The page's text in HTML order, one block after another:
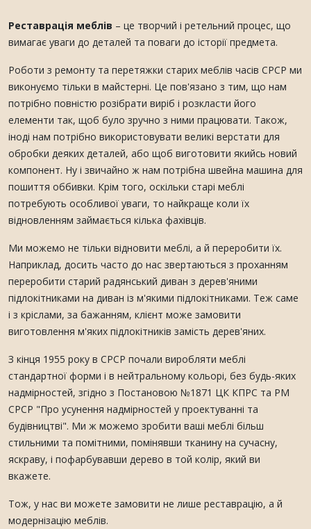
Реставрація меблів – це творчий і ретельний процес, що
вимагає уваги до деталей та поваги до історії предмета.
Роботи з ремонту та перетяжки старих меблів часів СРСР ми
виконуємо тільки в майстерні. Це пов'язано з тим, що нам
потрібно повністю розібрати виріб і розкласти його
елементи так, щоб було зручно з ними працювати. Також,
іноді нам потрібно використовувати великі верстати для
обробки деяких деталей, або щоб виготовити якийсь новий
компонент. Ну і звичайно ж нам потрібна швейна машина для
пошиття оббивки. Крім того, оскільки старі меблі
потребують особливої уваги, то найкраще коли їх
відновленням займається кілька фахівців.
Ми можемо не тільки відновити меблі, а й переробити їх.
Наприклад, досить часто до нас звертаються з проханням
переробити старий радянський диван з дерев'яними
підлокітниками на диван із м'якими підлокітниками. Теж саме
і з кріслами, за бажанням, клієнт може замовити
виготовлення м'яких підлокітників замість дерев'яних.
З кінця 1955 року в СРСР почали виробляти меблі
стандартної форми і в нейтральному кольорі, без будь-яких
надмірностей, згідно з Постановою №1871 ЦК КПРС та РМ
СРСР "Про усунення надмірностей у проектуванні та
будівництві". Ми ж можемо зробити ваші меблі більш
стильними та помітними, помінявши тканину на сучасну,
яскраву, і пофарбувавши дерево в той колір, який ви
вкажете.
Тож, у нас ви можете замовити не лише реставрацію, а й
модернізацію меблів.